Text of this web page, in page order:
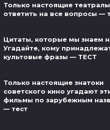
Только настоящие
ответить на все вопросы —
Цитаты, которые мы знаем
Угадайте, кому
культовые фразы — ТЕСТ
Только настоящие знатоки
советского кино угадают
фильмы по зарубежным
— тест